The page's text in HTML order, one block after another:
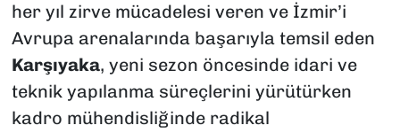
her yıl zirve mücadelesi veren ve İzmir’i
Avrupa arenalarında başarıyla temsil eden
Karşıyaka, yeni sezon öncesinde idari ve
teknik yapılanma süreçlerini yürütürken
kadro mühendisliğinde radikal